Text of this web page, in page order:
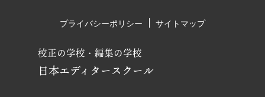
校正の学校・編集の学校
日本エディタースクール
プライバシーポリシー サイトマップ